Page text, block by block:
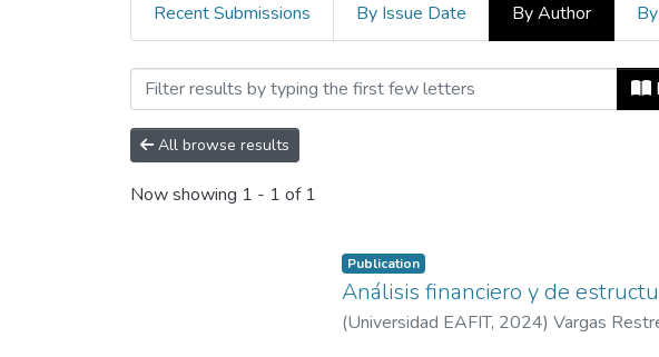
Recent Submissions By Issue Date By Author
Browsing Maestría en Ciencias en
All browse results
Now showing 1 - 1 of 1
Publication
Análisis financiero y de
(Universidad EAFIT, 2024) Vargas